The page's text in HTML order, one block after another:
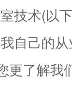
术(以下
自己的
更了解